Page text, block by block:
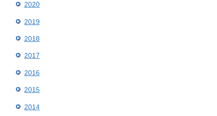
2020
2019
2018
2017
2016
2015
2014